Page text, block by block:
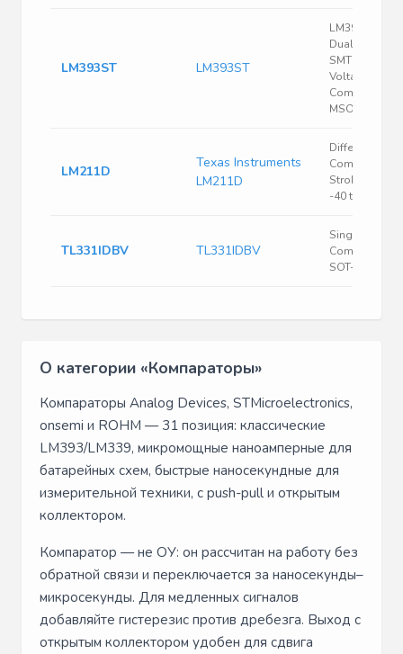
LM393ST LM393ST
LM393 Series
Dual 36 V
SMT Low
Voltage
Comparator -
MSOIC-8
LM211D
Texas Instruments
LM211D
Differential
Comparator
Strobes 8-
-40 to 85
TL331IDBV TL331IDBV
Single
Comparator
SOT-23 -40 to
О категории «Компараторы»
Компараторы Analog Devices, STMicroelectronics,
onsemi и ROHM — 31 позиция: классические
LM393/LM339, микромощные наноамперные для
батарейных схем, быстрые наносекундные для
измерительной техники, с push-pull и открытым
коллектором.
Компаратор — не ОУ: он рассчитан на работу без
обратной связи и переключается за наносекунды–
микросекунды. Для медленных сигналов
добавляйте гистерезис против дребезга. Выход с
открытым коллектором удобен для сдвига